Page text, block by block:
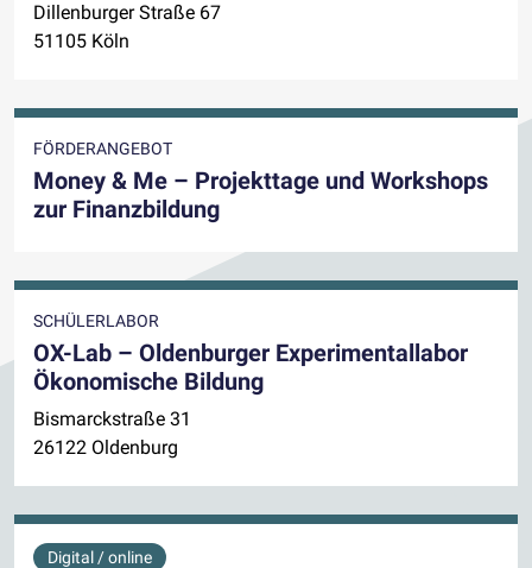
Dillenburger Straße 67
51105 Köln
FÖRDERANGEBOT
Money & Me – Projekttage und Workshops
zur Finanzbildung
SCHÜLERLABOR
OX-Lab – Oldenburger Experimentallabor
Ökonomische Bildung
Bismarckstraße 31
26122 Oldenburg
Digital / online